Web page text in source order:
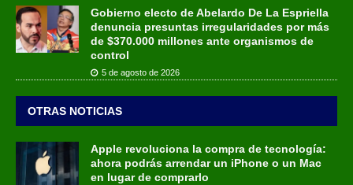
Gobierno electo de Abelardo De La Espriella
denuncia presuntas irregularidades por más
de $370.000 millones ante organismos de
control
5 de agosto de 2026
OTRAS NOTICIAS
Apple revoluciona la compra de tecnología:
ahora podrás arrendar un iPhone o un Mac
en lugar de comprarlo